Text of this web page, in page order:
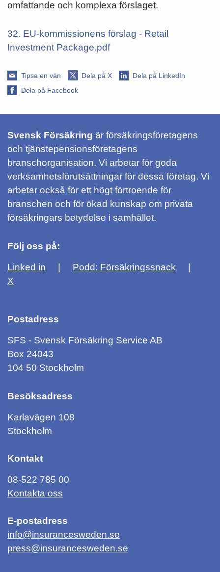
omfattande och komplexa förslaget.
32. EU-kommissionens förslag - Retail
Investment Package.pdf
Tipsa en vän Dela på X
Dela på LinkedIn
Dela på Facebook
Svensk Försäkring är försäkringsföretagens
och tjänstepensionsföretagens
branschorganisation. Vi arbetar för goda
verksamhetsförutsättningar för dessa företag. Vi
arbetar också för ett högt förtroende för
branschen och för ökad kunskap om privata
försäkringars betydelse i samhället.
Följ oss på:
Linked in
Podd: Försäkringssnack
X
Postadress
SFS - Svensk Försäkring Service AB
Box 24043
104 50 Stockholm
Besöksadress
Karlavägen 108
Stockholm
Kontakt
08-522 785 00
Kontakta oss
E-postadress
info@insurancesweden.se
press@insurancesweden.se